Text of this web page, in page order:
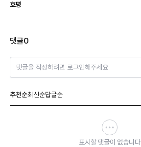
호평
댓글0
댓글을 작성하려면 로그인해주세요
추천순최신순답글순
표시할 댓글이 없습니다